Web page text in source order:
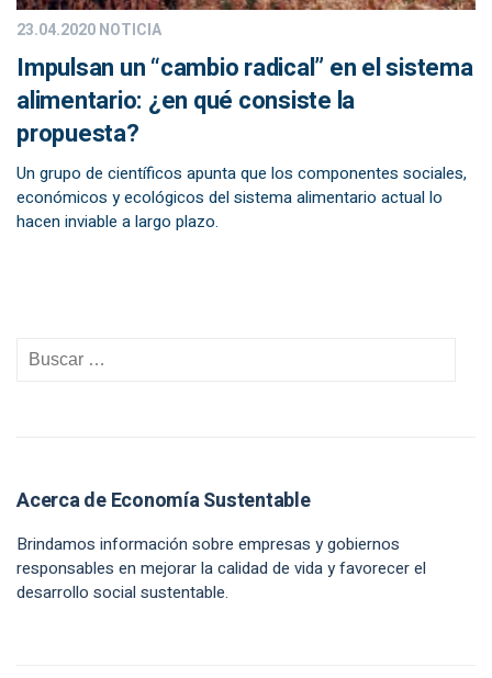
23.04.2020NOTICIA
Impulsan un “cambio radical” en el sistema
alimentario: ¿en qué consiste la
propuesta?
Un grupo de científicos apunta que los componentes sociales,
económicos y ecológicos del sistema alimentario actual lo
hacen inviable a largo plazo.
Acerca de Economía Sustentable
Brindamos información sobre empresas y gobiernos
responsables en mejorar la calidad de vida y favorecer el
desarrollo social sustentable.